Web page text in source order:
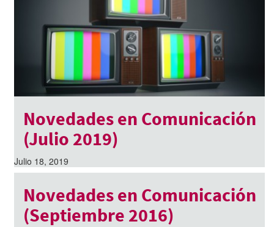
Novedades en Comunicación
(Julio 2019)
Julio 18, 2019
Novedades en Comunicación
(Septiembre 2016)